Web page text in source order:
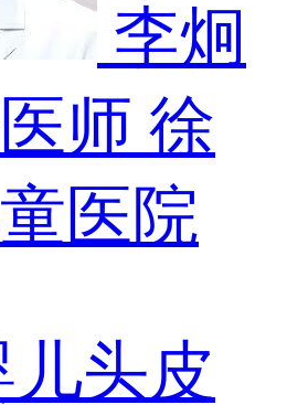
李炯
师 徐
医院
儿头皮